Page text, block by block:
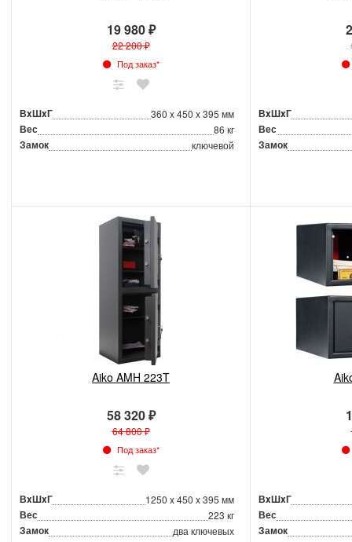
19 980 ₽
22 200 ₽
Под заказ*
ВxШxГ 360 x 450 x 395 мм
Вес 86 кг
Замок ключевой
ВxШxГ
Вес
Замок
Aiko AMH 223T
58 320 ₽
64 800 ₽
Под заказ*
ВxШxГ 1250 x 450 x 395 мм
Вес 223 кг
Замок два ключевых
ВxШxГ
Вес
Замок